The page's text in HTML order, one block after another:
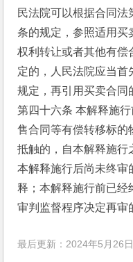
民法院可以根据合同法
条的规定，参照适用买
权利转让或者其他有偿
定的，人民法院应当首
规定，再引用买卖合同
第四十六条 本解释施
售合同等有偿转移标的
抵触的，自本解释施行
本解释施行后尚未终审
释；本解释施行前已经
审判监督程序决定再审
最后更新：2024年5月26日